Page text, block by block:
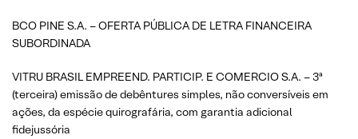
BCO PINE S.A. – OFERTA PÚBLICA DE LETRA FINANCEIRA
SUBORDINADA
VITRU BRASIL EMPREEND. PARTICIP. E COMERCIO S.A. – 3ª
(terceira) emissão de debêntures simples, não conversíveis em
ações, da espécie quirografária, com garantia adicional
fidejussória